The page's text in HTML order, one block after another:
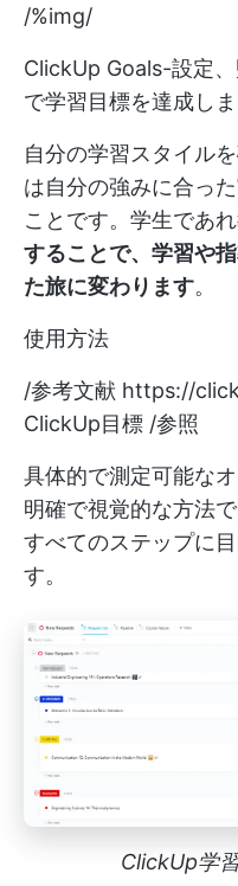
/%img/
ClickUp Goals-設定
で学習目標を達成しま
自分の学習スタイル
は自分の強みに合っ
ことです。学生であれ
することで、学習や
た旅に変わります。
使用方法
/参考文献 https://
ClickUp目標 /参照
具体的で測定可能な
明確で視覚的な方法
すべてのステップに
す。
ClickUp学